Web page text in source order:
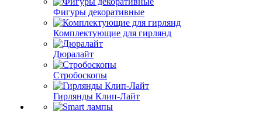
Фигуры декоративные
Комплектующие для гирлянд
Дюралайт
Стробоскопы
Гирлянды Клип-Лайт